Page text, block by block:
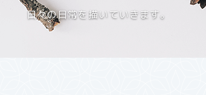
日々の日常を描いていきます。